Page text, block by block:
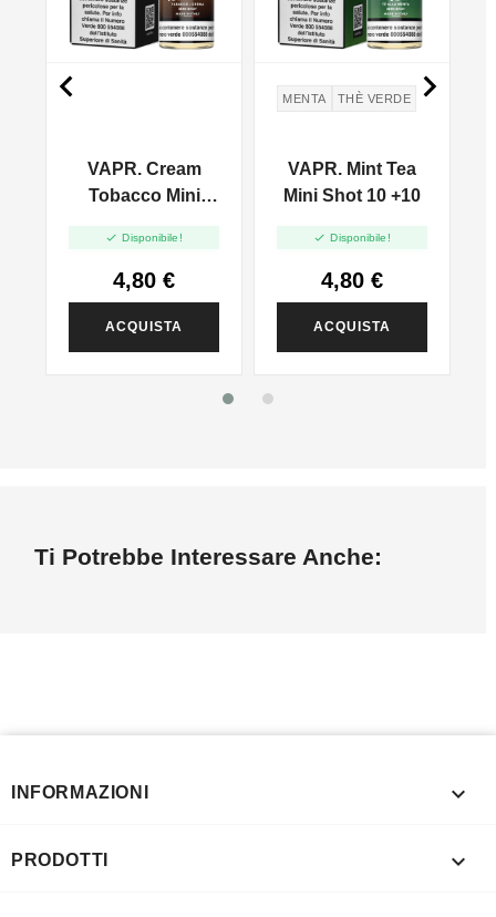
VAPR. Cream
Tobacco Mini
 Disponibile!
4,80 €
ACQUISTA
MENTA THÈ VERDE
VAPR. Mint Tea
Mini Shot 10 +10
 Disponibile!
4,80 €
ACQUISTA
 
Ti Potrebbe Interessare Anche:
INFORMAZIONI 
PRODOTTI 